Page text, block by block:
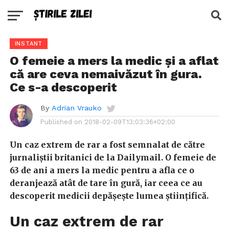
INSTANT
O femeie a mers la medic și a aflat
că are ceva nemaivăzut în gura.
Ce s-a descoperit
By Adrian Vrauko
Published on 2018-02-09T13:03:36+02:00
Un caz extrem de rar a fost semnalat de către
jurnaliștii britanici de la Dailymail. O femeie de
63 de ani a mers la medic pentru a afla ce o
deranjează atât de tare în gură, iar ceea ce au
descoperit medicii depășește lumea științifică.
Un caz extrem de rar